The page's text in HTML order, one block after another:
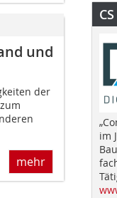
und
der
mehr
im